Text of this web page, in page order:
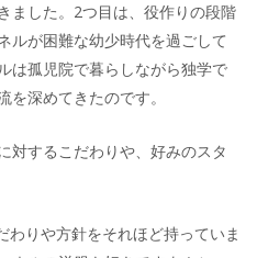
ました。2つ目は、役作りの段階
ルが困難な幼少時代を過ごして
は孤児院で暮らしながら独学で
深めてきたのです。
対するこだわりや、好みのスタ
わりや方針をそれほど持っていま